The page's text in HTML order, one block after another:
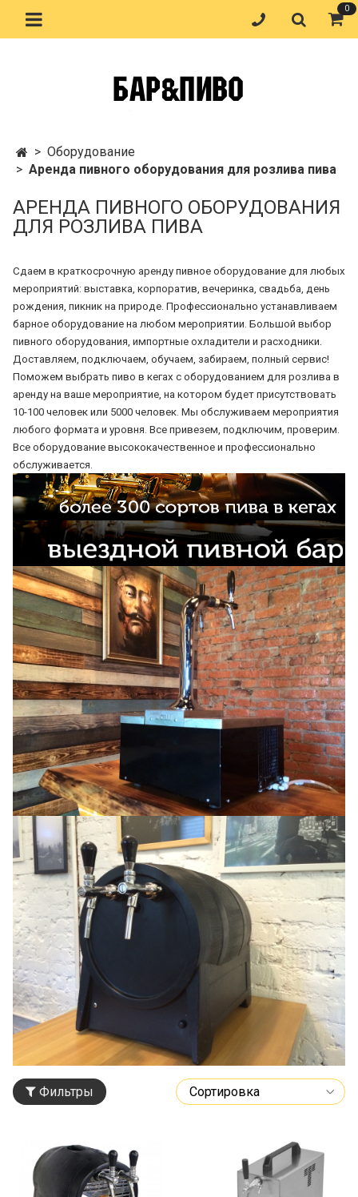
0
Оборудование
Аренда пивного оборудования для розлива пива
АРЕНДА ПИВНОГО ОБОРУДОВАНИЯ
ДЛЯ РОЗЛИВА ПИВА
Сдаем в краткосрочную аренду пивное оборудование для любых
мероприятий: выставка, корпоратив, вечеринка, свадьба, день
рождения, пикник на природе. Профессионально устанавливаем
барное оборудование на любом мероприятии. Большой выбор
пивного оборудования, импортные охладители и расходники.
Доставляем, подключаем, обучаем, забираем, полный сервис!
Поможем выбрать пиво в кегах с оборудованием для розлива в
аренду на ваше мероприятие, на котором будет присутствовать
10-100 человек или 5000 человек. Мы обслуживаем мероприятия
любого формата и уровня. Все привезем, подключим, проверим.
Все оборудование высококачественное и профессионально
обслуживается.
Фильтры